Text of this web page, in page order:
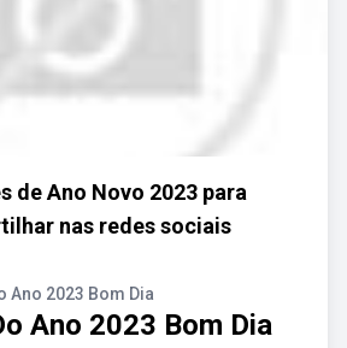
de Ano Novo 2023 para
nas redes sociais
Ano 2023 Bom Dia
Ano 2023 Bom Dia